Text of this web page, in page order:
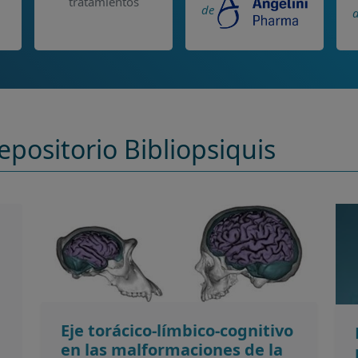
de
Bibliopsiquis
Eje torácico-límbico-cognitivo
en las malformaciones de la